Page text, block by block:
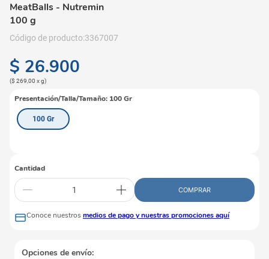
MeatBalls - Nutremin
100 g
3367007
$ 26.900
($ 269,00 xg)
Presentación/Talla/Tamaño: 100 Gr
100 Gr
Cantidad
COMPRAR
Conoce nuestros medios de pago y nuestras promociones aquí
Opciones de envío: